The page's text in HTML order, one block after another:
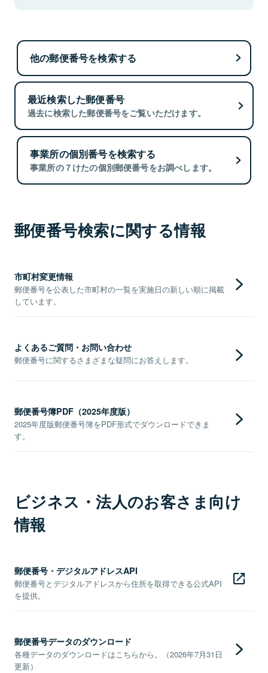
他の郵便番号を検索する
最近検索した郵便番号
過去に検索した郵便番号をご覧いただけます。
事業所の個別番号を検索する
事業所の７けたの個別郵便番号をお調べします。
郵便番号検索に関する情報
市町村変更情報
郵便番号を公表した市町村の一覧を実施日の新しい順に掲載
しています。
よくあるご質問・お問い合わせ
郵便番号に関するさまざまな疑問にお答えします。
郵便番号簿PDF（2025年度版）
2025年度版郵便番号簿をPDF形式でダウンロードできま
す。
ビジネス・法人のお客さま向け
情報
郵便番号・デジタルアドレスAPI
郵便番号とデジタルアドレスから住所を取得できる公式API
を提供。
郵便番号データのダウンロード
各種データのダウンロードはこちらから。（2026年7月31日
更新）